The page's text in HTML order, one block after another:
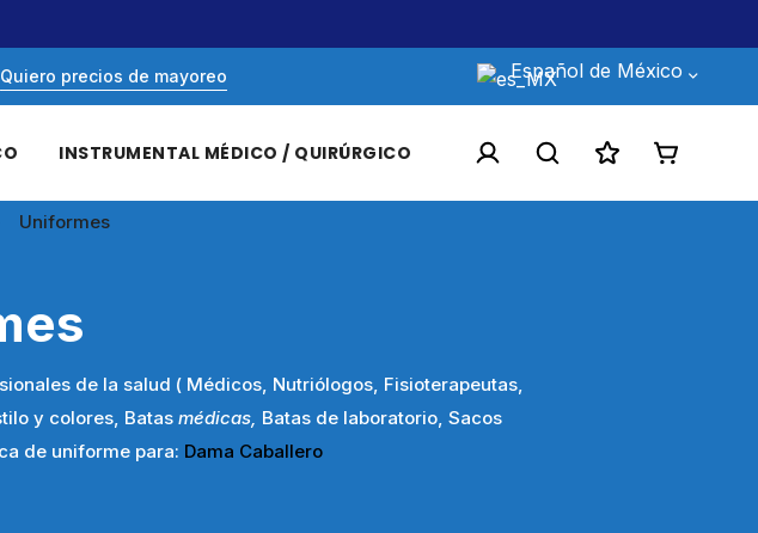
Quiero precios de mayoreo Español de México
INSTRUMENTAL MÉDICO / QUIRÚRGICO
Uniformes
de la salud ( Médicos, Nutriólogos, Fisioterapeutas,
y colores, Batas médicas, Batas de laboratorio, Sacos
de uniforme para: Dama Caballero